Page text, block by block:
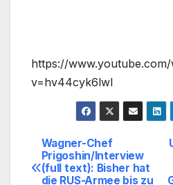
https://
v=hv44cyk6lwI
Wagner-Chef
Prigoshin/Interview
(full text): Bisher hat
die RUS-Armee bis zu